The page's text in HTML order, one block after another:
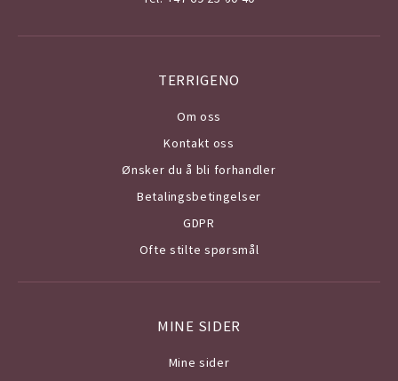
TERRIGENO
Om oss
Kontakt oss
Ønsker du å bli forhandler
Betalingsbetingelser
GDPR
Ofte stilte spørsmål
MINE SIDER
Mine sider